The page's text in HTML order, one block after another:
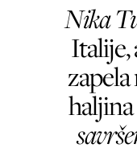
Nika
Italije,